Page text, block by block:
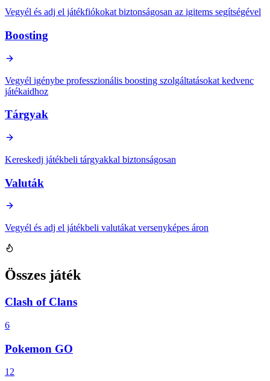
Vegyél és adj el játékfiókokat biztonságosan az igitems segítségével
Boosting
Vegyél igénybe professzionális boosting szolgáltatásokat kedvenc
játékaidhoz
Tárgyak
Kereskedj játékbeli tárgyakkal biztonságosan
Valuták
Vegyél és adj el játékbeli valutákat versenyképes áron
Összes játék
Clash of Clans
6
Pokemon GO
12